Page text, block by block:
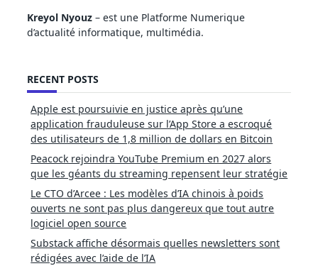
Kreyol Nyouz – est une Platforme Numerique
d’actualité informatique, multimédia.
RECENT POSTS
Apple est poursuivie en justice après qu’une
application frauduleuse sur l’App Store a escroqué
des utilisateurs de 1,8 million de dollars en Bitcoin
Peacock rejoindra YouTube Premium en 2027 alors
que les géants du streaming repensent leur stratégie
Le CTO d’Arcee : Les modèles d’IA chinois à poids
ouverts ne sont pas plus dangereux que tout autre
logiciel open source
Substack affiche désormais quelles newsletters sont
rédigées avec l’aide de l’IA